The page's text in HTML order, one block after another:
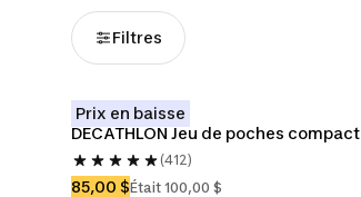
Filtres
Prix en baisse
DECATHLON Jeu de poches compact
(412)
85,00 $Était 100,00 $